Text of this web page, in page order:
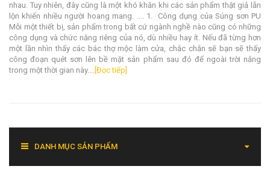
nhau. Tuy nhiên, đây cũng là một khó khăn khi các sản phẩm thật giả lẫn
lộn khiến nhiều người hoang mang. .... 1. Công dụng của Súng sơn PU
Mỗi một thiết bị, sản phẩm trong bất cứ ngành nghề nào cũng có những
công dụng và chức năng riêng của nó, dù nhiều hay ít. Nếu đã từng hơn
một lần nhìn thấy các bác thợ mộc làm cửa, chắc chắn sẽ bạn sẽ thấy
công đoạn quét sơn lên bề mặt sản phẩm sau đó để ngoài trời nắng
trong một thời gian này.... [Đọc tiếp]
DANH MỤC SẢN PHẨM